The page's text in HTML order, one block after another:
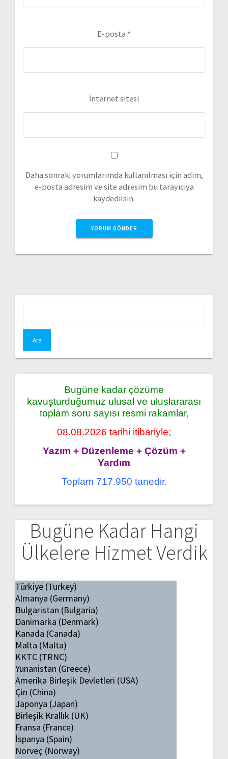
E-posta *
İnternet sitesi
Daha sonraki yorumlarımda kullanılması için adım,
e-posta adresim ve site adresim bu tarayıcıya
kaydedilsin.
Bugüne kadar çözüme
kavuşturduğumuz ulusal ve uluslararası
toplam soru sayısı resmi rakamlar,
08.08.2026 tarihi itibariyle;
Yazım + Düzenleme + Çözüm +
Yardım
Toplam 717.950 tanedir.
Bugüne Kadar Hangi
Ülkelere Hizmet Verdik
Türkiye (Turkey)
Almanya (Germany)
Bulgaristan (Bulgaria)
Danimarka (Denmark)
Kanada (Canada)
Malta (Malta)
KKTC (TRNC)
Yunanistan (Greece)
Amerika Birleşik Devletleri (USA)
Çin (China)
Japonya (Japan)
Birleşik Krallık (UK)
Fransa (France)
İspanya (Spain)
Norveç (Norway)